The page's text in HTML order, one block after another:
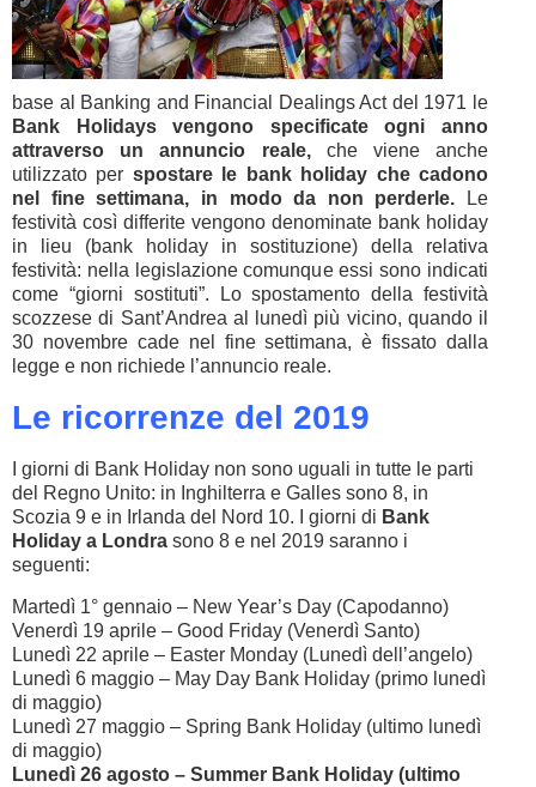
base al Banking and Financial Dealings Act del 1971 le
Bank Holidays vengono specificate ogni anno
attraverso un annuncio reale,che viene anche
utilizzato per spostare le bank holiday che cadono
nel fine settimana, in modo da non perderle. Le
festività così differite vengono denominate bank holiday
in lieu (bank holiday in sostituzione) della relativa
festività: nella legislazione comunque essi sono indicati
come “giorni sostituti”. Lo spostamento della festività
scozzese di Sant’Andrea al lunedì più vicino, quando il
30 novembre cade nel fine settimana, è fissato dalla
legge e non richiede l’annuncio reale.
Le ricorrenze del 2019
I giorni di Bank Holiday non sono uguali in tutte le parti
del Regno Unito: in Inghilterra e Galles sono 8, in
Scozia 9 e in Irlanda del Nord 10. I giorni di Bank
Holiday a Londra sono 8 e nel 2019 saranno i
seguenti:
Martedì 1° gennaio – New Year’s Day (Capodanno)
Venerdì 19 aprile – Good Friday (Venerdì Santo)
Lunedì 22 aprile – Easter Monday (Lunedì dell’angelo)
Lunedì 6 maggio – May Day Bank Holiday (primo lunedì
di maggio)
Lunedì 27 maggio – Spring Bank Holiday (ultimo lunedì
di maggio)
Lunedì 26 agosto – Summer Bank Holiday (ultimo